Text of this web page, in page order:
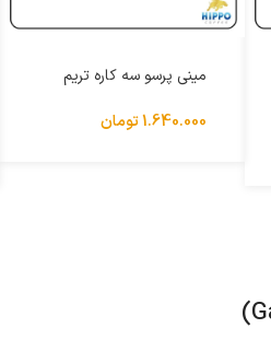
مینی پرسو سه کاره تریم
1.640.000تومان